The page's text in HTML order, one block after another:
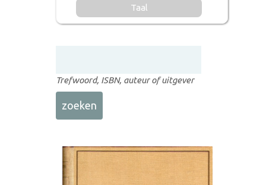
Taal
Trefwoord, ISBN, auteur of uitgever